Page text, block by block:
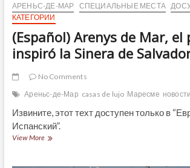
АРЕНЬС-ДЕ-МАР СПЕЦИАЛЬНЫЕ МЕСТА
КАТЕГОРИИ
(Español) Arenys de Mar, el
inspiró la Sinera de
No Comments
Ареньс-де-Мар casas de lujo Маресме
Извините, этот техт доступен только в
Испанский”.
View More(Español)